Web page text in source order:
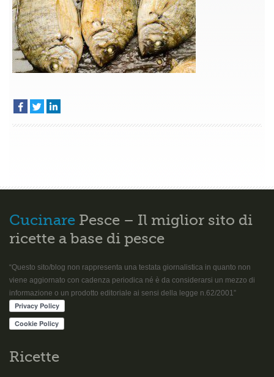
Cucinare Pesce – Il miglior sito di
ricette a base di pesce
“Questo sito/blog non rappresenta una testata giornalistica in quanto non
viene aggiornato con cadenza periodica né è da considerarsi un mezzo di
informazione o un prodotto editoriale ai sensi della legge n.62/2001”
Ricette